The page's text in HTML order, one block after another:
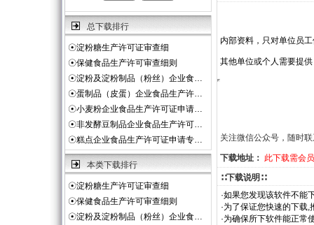
总下载排行
☉淀粉糖生产许可证审查细
☉保健食品生产许可审查细则
☉淀粉及淀粉制品（粉丝）企业食…
☉蛋制品（皮蛋）企业食品生产许…
☉小麦粉企业食品生产许可证申请…
☉非发酵豆制品企业食品生产许可…
☉糕点企业食品生产许可证申请专…
本类下载排行
☉淀粉糖生产许可证审查细
☉保健食品生产许可审查细则
☉淀粉及淀粉制品（粉丝）企业食…
内部资料，只对单位员
其他单位或个人需要提
关注微信公众号，随时
下载地址： 此下载需会
∷下载说明∷
·如果您发现该软件不能
·为了保证您快速的下载,
·为确保所下软件能正常